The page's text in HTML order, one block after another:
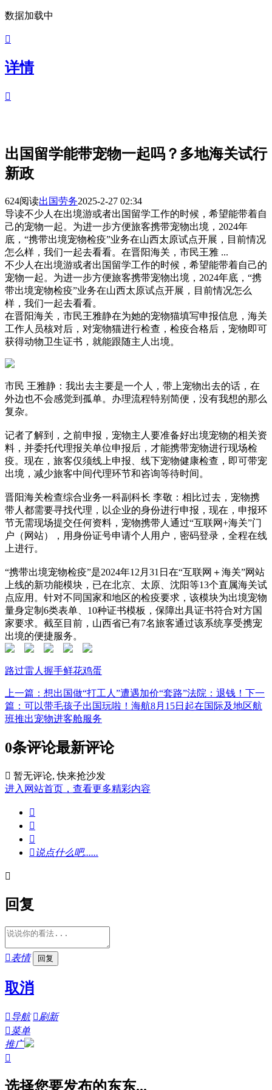
数据加载中

详情

出国留学能带宠物一起吗？多地海关试行
新政
624阅读出国劳务2025-2-27 02:34
导读不少人在出境游或者出国留学工作的时候，希望能带着自
己的宠物一起。为进一步方便旅客携带宠物出境，2024年
底，“携带出境宠物检疫”业务在山西太原试点开展，目前情况
怎么样，我们一起去看看。在晋阳海关，市民王雅 ...
不少人在出境游或者出国留学工作的时候，希望能带着自己的
宠物一起。为进一步方便旅客携带宠物出境，2024年底，“携
带出境宠物检疫”业务在山西太原试点开展，目前情况怎么
样，我们一起去看看。
在晋阳海关，市民王雅静在为她的宠物猫填写申报信息，海关
工作人员核对后，对宠物猫进行检查，检疫合格后，宠物即可
获得动物卫生证书，就能跟随主人出境。
市民 王雅静：我出去主要是一个人，带上宠物出去的话，在
外边也不会感觉到孤单。办理流程特别简便，没有我想的那么
复杂。
记者了解到，之前申报，宠物主人要准备好出境宠物的相关资
料，并委托代理报关单位申报后，才能携带宠物进行现场检
疫。现在，旅客仅须线上申报、线下宠物健康检查，即可带宠
出境，减少旅客中间代理环节和咨询等待时间。
晋阳海关检查综合业务一科副科长 李敬：相比过去，宠物携
带人都需要寻找代理，以企业的身份进行申报，现在，申报环
节无需现场提交任何资料，宠物携带人通过“互联网+海关”门
户（网站），用身份证号申请个人用户，密码登录，全程在线
上进行。
“携带出境宠物检疫”是2024年12月31日在“互联网＋海关”网站
上线的新功能模块，已在北京、太原、沈阳等13个直属海关试
点应用。针对不同国家和地区的检疫要求，该模块为出境宠物
量身定制6类表单、10种证书模板，保障出具证书符合对方国
家要求。截至目前，山西省已有7名旅客通过该系统享受携宠
出境的便捷服务。
路过雷人 握手鲜花鸡蛋
上一篇：想出国做“打工人”遭遇加价“套路”法院：退钱！ 下一
篇：可以带毛孩子出国玩啦！海航8月15日起在国际及地区航
班推出宠物进客舱服务
0条评论最新评论
 暂无评论, 快来抢沙发
进入网站首页，查看更多精彩内容



说点什么吧......

回复
表情
取消
导航 刷新
菜单
推广

选择您要发布的东东...